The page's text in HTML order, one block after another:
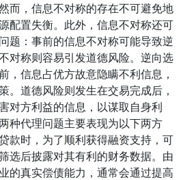
而，信息不对称的存在不可避免地
配置失衡。此外，信息不对称还可
题：事前的信息不对称可能导致逆
对称则容易引发道德风险。逆向选
，信息占优方故意隐瞒不利信息，
。道德风险则发生在交易完成后，
对方利益的信息，以谋取自身利
种代理问题主要表现为以下两方
款时，为了顺利获得融资支持，可
选后披露对其有利的财务数据。由
的真实偿债能力，通常会通过提高